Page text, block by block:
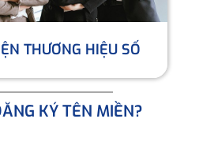
THƯƠNG HIỆU SỐ
KÝ TÊN MIỀN?